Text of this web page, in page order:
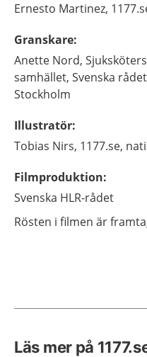
Ernesto Martinez,
Granskare:
Anette Nord,
samhället, Svenska
Stockholm
Illustratör:
Tobias Nirs, 1177.se,
Filmproduktion:
Svenska HLR-rådet
Rösten i filmen är
Läs mer på